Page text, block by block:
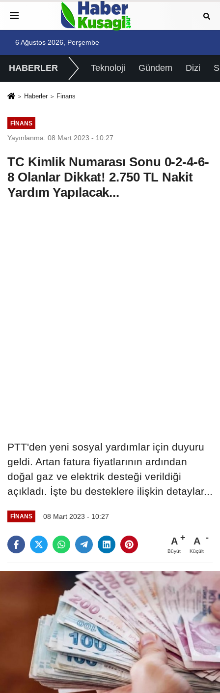
6 Ağustos 2026, Perşembe
HABERLER Teknoloji Gündem Dizi
Haberler Finans
FINANS
Yayınlanma: 08 Mart 2023 - 10:27
TC Kimlik Numarası Sonu 0-2-4-6-
8 Olanlar Dikkat! 2.750 TL Nakit
Yardım Yapılacak...
PTT'den yeni sosyal yardımlar için duyuru
geldi. Artan fatura fiyatlarının ardından
doğal gaz ve elektrik desteği verildiği
açıkladı. İşte bu desteklere ilişkin detaylar...
FINANS 08 Mart 2023 - 10:27
A
Büyüt
A
Küçült